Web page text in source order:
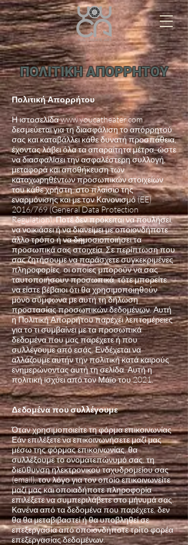
ΠΟΛΙΤΙΚΗ ΑΠΟΡΡΗΤΟΥ
Πολιτική Απορρήτου
Η ιστοσελίδα www.youcatheater.com
δεσμεύεται για τη διασφάλιση το απόρρητού
σας και καταβάλλει κάθε δυνατή προσπάθεια,
έχοντας λάβει όλα τα απαραίτητα μέτρα, ώστε
να διασφαλίσει την ασφαλέστερη συλλογή,
μεταφορά και αποθήκευση των
καταχωρηθέντων προσωπικών στοιχείων
του κάθε χρήστη, στο πλαίσιο της
εναρμόνισης και με τον Κανονισμό (EE)
2016/769 (General Data Protection
Regulation). Ποτέ δεν πρόκειται να πουλήσει,
να νοικιάσει ή να διανείμει με οποιονδήποτε
άλλο τρόπο ή να δημοσιοποιήσει τα
προσωπικά σας στοιχεία. Σε περίπτωση που
σας ζητήσουμε να παράσχετε συγκεκριμένες
πληροφορίες, οι οποίες μπορούν να σας
ταυτοποιήσουν προσωπικά, τότε μπορείτε
να είστε βέβαιοι ότι θα χρησιμοποιηθoύν
μόνο σύμφωνα με αυτή τη δήλωση
προστασίας προσωπικών δεδομένων. Αυτή
η Πολιτική Απορρήτου παρέχει λεπτομέρειες
για το τι συμβαίνει με τα προσωπικά
δεδομένα που μας παρέχετε ή που
συλλέγουμε από εσάς. Ενδέχεται να
αλλάζουμε αυτήν την πολιτική κατά καιρούς
ενημερώνοντας αυτή τη σελίδα. Αυτή η
πολιτική ισχύει από τον Μάϊο του 2021.
Δεδομένα που συλλέγουμε
Όταν χρησιμοποιείτε τη φόρμα επικοινωνίας
Εάν επιλέξετε να επικοινωνήσετε μαζί μας
μέσω της φόρμας επικοινωνίας, θα
συλλέξουμε το ονοματεπώνυμό σας, τη
διεύθυνση ηλεκτρονικού ταχυδρομείου σας
(email), τον λόγο για τον οποίο επικοινωνείτε
μαζί μας και οποιαδήποτε πληροφορία
επιλέξετε να συμπεριλάβετε στο μήνυμά σας.
Κανένα από τα δεδομένα που παρέχετε, δεν
θα θα μεταβιβαστεί ή θα υποβληθεί σε
επεξεργασία από οποιονδήποτε τρίτο φορέα
επεξεργασίας δεδομένων.